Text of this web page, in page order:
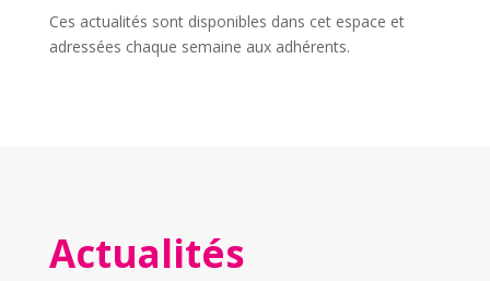
Ces actualités sont disponibles dans cet espace et
adressées chaque semaine aux adhérents.
Actualités